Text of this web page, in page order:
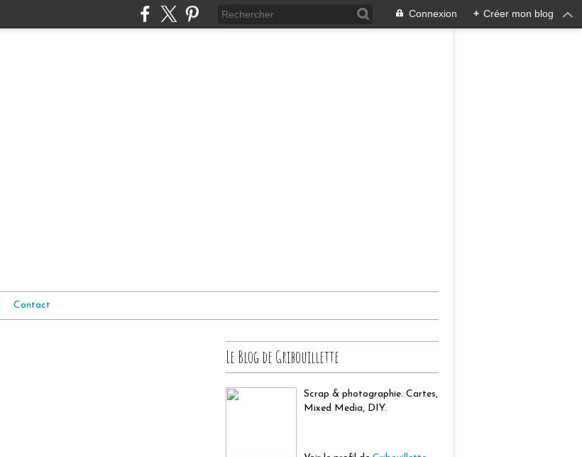
Connexion + Créer mon blog
Contact
Le Blog de Gribouillette
Scrap & photographie. Cartes,
Mixed Media, DIY.